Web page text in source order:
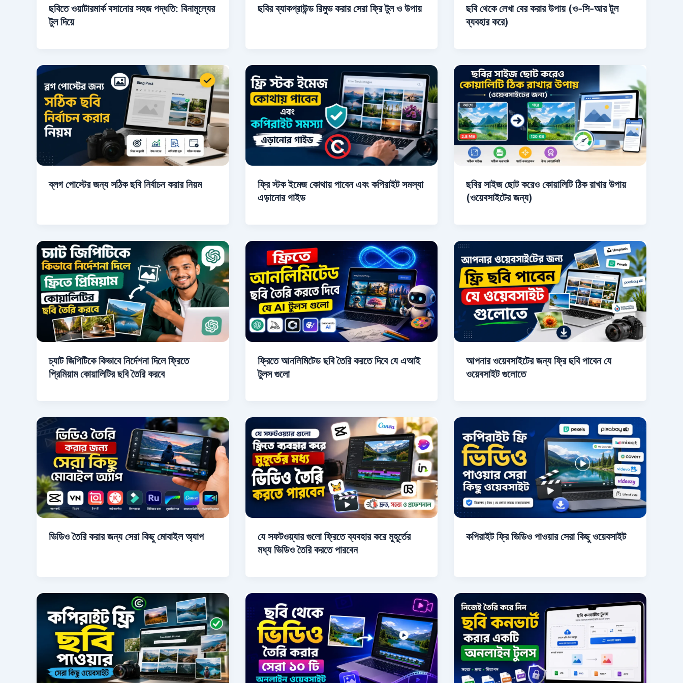
ছবিতে ওয়াটারমার্ক বসানোর সহজ পদ্ধতি: বিনামূল্যের
টুল দিয়ে
ছবির ব্যাকগ্রাউন্ড রিমুভ করার সেরা ফ্রি টুল ও উপায়
ছবি থেকে লেখা বের করার উপায় (ও-সি-আর টুল
ব্যবহার করে)
ব্লগ পোস্টের জন্য সঠিক ছবি নির্বাচন করার নিয়ম
ফ্রি স্টক ইমেজ কোথায় পাবেন এবং কপিরাইট সমস্যা
এড়ানোর গাইড
ছবির সাইজ ছোট করেও কোয়ালিটি ঠিক রাখার উপায়
(ওয়েবসাইটের জন্য)
চ্যাট জিপিটিকে কিভাবে নির্দেশনা দিলে ফ্রিতে
প্রিমিয়াম কোয়ালিটির ছবি তৈরি করবে
ফ্রিতে আনলিমিটেড ছবি তৈরি করতে দিবে যে এআই
টুলস গুলো
আপনার ওয়েবসাইটের জন্য ফ্রি ছবি পাবেন যে
ওয়েবসাইট গুলোতে
ভিডিও তৈরি করার জন্য সেরা কিছু মোবাইল অ্যাপ
যে সফটওয়্যার গুলো ফ্রিতে ব্যবহার করে মুহূর্তের
মধ্য ভিডিও তৈরি করতে পারবেন
কপিরাইট ফ্রি ভিডিও পাওয়ার সেরা কিছু ওয়েবসাইট